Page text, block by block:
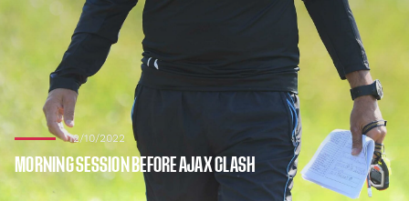
12/10/2022
MORNING SESSION BEFORE AJAX CLASH